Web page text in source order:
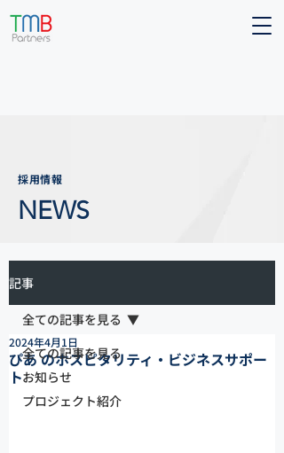
採用情報
NEWS
記事
全ての記事を見る
お知らせ
プロジェクト紹介
全ての記事を見る
ぴあ のホスピタリティ・ビジネスサポー
ト
2024年4月1日